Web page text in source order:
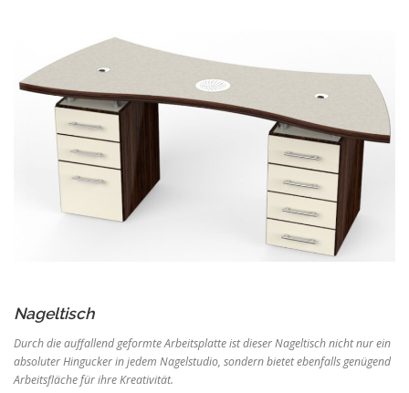
Nageltisch
Durch die auffallend geformte Arbeitsplatte istdieser Nageltisch nicht nur ein
absoluterHingucker in jedem Nagelstudio, sondernbietet ebenfalls genügend
Arbeitsfläche fürihre Kreativität.